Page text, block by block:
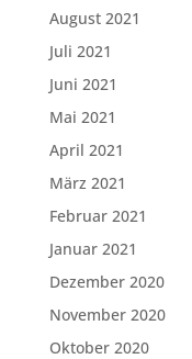
August 2021
Juli 2021
Juni 2021
Mai 2021
April 2021
März 2021
Februar 2021
Januar 2021
Dezember 2020
November 2020
Oktober 2020